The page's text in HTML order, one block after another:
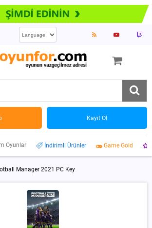
Kayıt Ol
Oyunlar İndirimli Ürünler Game Gold
Manager 2021 PC Key